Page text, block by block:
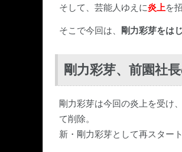
そして、芸能人ゆえに炎上を
そこで今回は、 剛力彩芽をは
剛力彩芽、前園社
剛力彩芽は今回の炎上を受け
て削除。
新・剛力彩芽として再スター